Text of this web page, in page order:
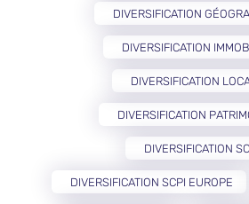
DIVERSIFICATION
DIVERSIFICATION
DIVERSIFICATION
DIVERSIFICATION
DIVERSIFICATION
DIVERSIFICATION SCPI EUROPE